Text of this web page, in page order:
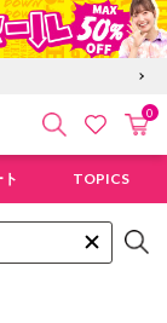
呈！
検索 お気にカ
0
TOPICS